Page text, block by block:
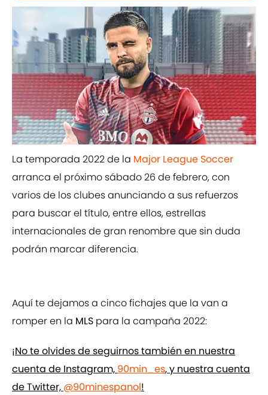
La temporada 2022 de la Major League Soccer
arranca el próximo sábado 26 de febrero, con
varios de los clubes anunciando a sus refuerzos
para buscar el título, entre ellos, estrellas
internacionales de gran renombre que sin duda
podrán marcar diferencia.
Aquí te dejamos a cinco fichajes que la van a
romper en la MLS para la campaña 2022:
¡No te olvides de seguirnos también en nuestra
cuenta de Instagram, 90min_es, y nuestra cuenta
de Twitter, @90minespanol!